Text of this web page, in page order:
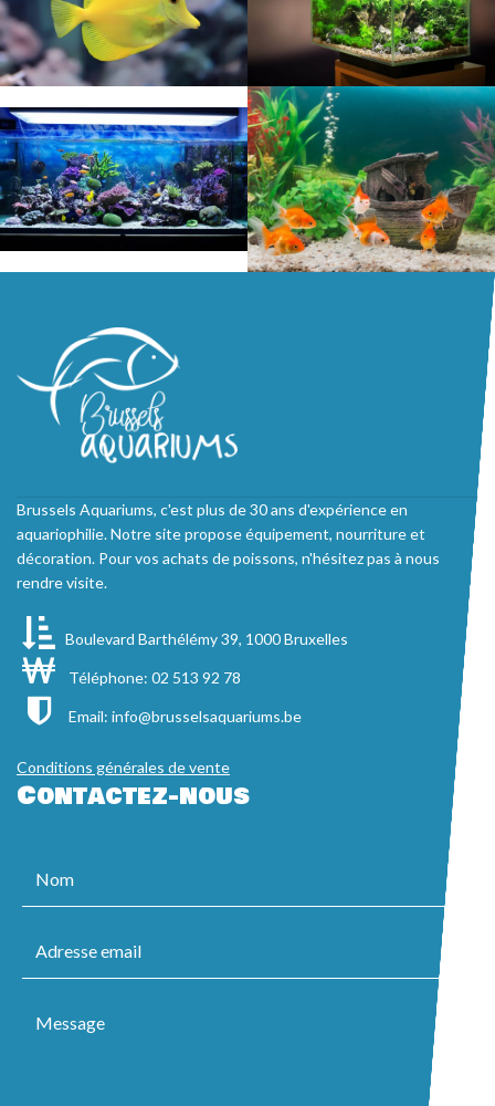
Brussels Aquariums, c'est plus de 30 ans d'expérience en
aquariophilie. Notre site propose équipement, nourriture et
décoration. Pour vos achats de poissons, n'hésitez pas à nous
rendre visite.
Boulevard Barthélémy 39, 1000 Bruxelles
Téléphone: 02 513 92 78
Email: info@brusselsaquariums.be
Conditions générales de vente
Contactez-nous